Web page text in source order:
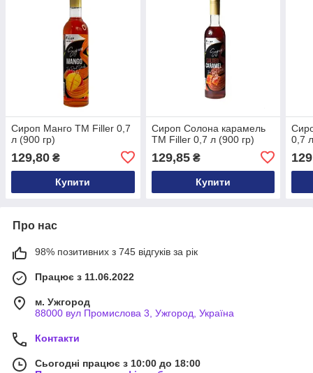
Сироп Манго ТМ Filler 0,7
л (900 гр)
129,80 ₴
Купити
Сироп Солона карамель
ТМ Filler 0,7 л (900 гр)
129,85₴
Купити
0,7
Про нас
98% позитивних з 745 відгуків за рік
Працює з 11.06.2022
м. Ужгород
88000 вул Промислова 3, Ужгород, Україна
Контакти
Сьогодні працює з 10:00 до 18:00